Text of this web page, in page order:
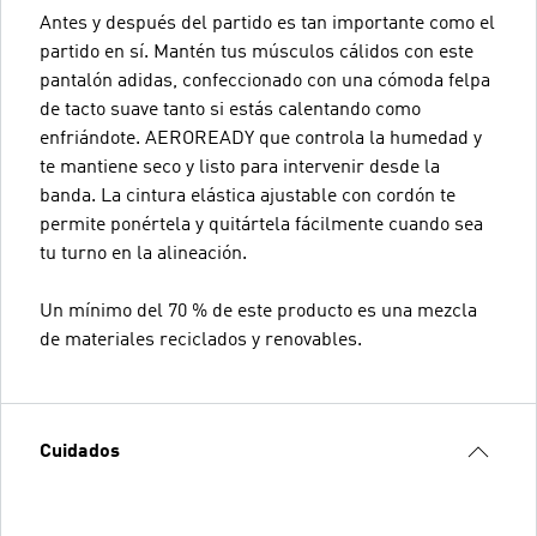
Antes y después del partido es tan importante como el
partido en sí. Mantén tus músculos cálidos con este
pantalón adidas, confeccionado con una cómoda felpa
de tacto suave tanto si estás calentando como
enfriándote. AEROREADY que controla la humedad y
te mantiene seco y listo para intervenir desde la
banda. La cintura elástica ajustable con cordón te
permite ponértela y quitártela fácilmente cuando sea
tu turno en la alineación.
Un mínimo del 70 % de este producto es una mezcla
de materiales reciclados y renovables.
Cuidados